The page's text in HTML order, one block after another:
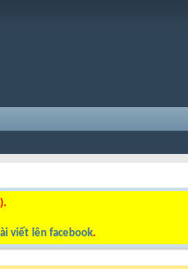
viết lên facebook.